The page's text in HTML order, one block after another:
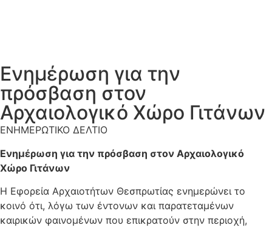
Ενημέρωση για την
πρόσβαση στον
Αρχαιολογικό Χώρο Γιτάνων
ΕΝΗΜΕΡΩΤΙΚΟ ΔΕΛΤΙΟ
Ενημέρωση για την πρόσβαση στον Αρχαιολογικό
Χώρο Γιτάνων
Η Εφορεία Αρχαιοτήτων Θεσπρωτίας ενημερώνει το
κοινό ότι, λόγω των έντονων και παρατεταμένων
καιρικών φαινομένων που επικρατούν στην περιοχή,